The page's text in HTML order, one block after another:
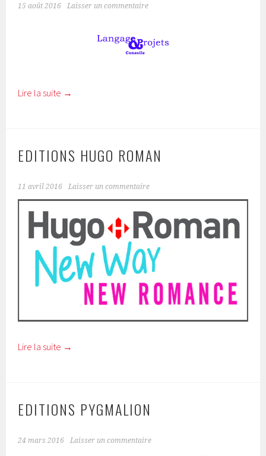
15 août 2016 Laisser un commentaire
Lire la suite →
EDITIONS HUGO ROMAN
11 avril 2016 Laisser un commentaire
Lire la suite →
EDITIONS PYGMALION
24 mars 2016 Laisser un commentaire